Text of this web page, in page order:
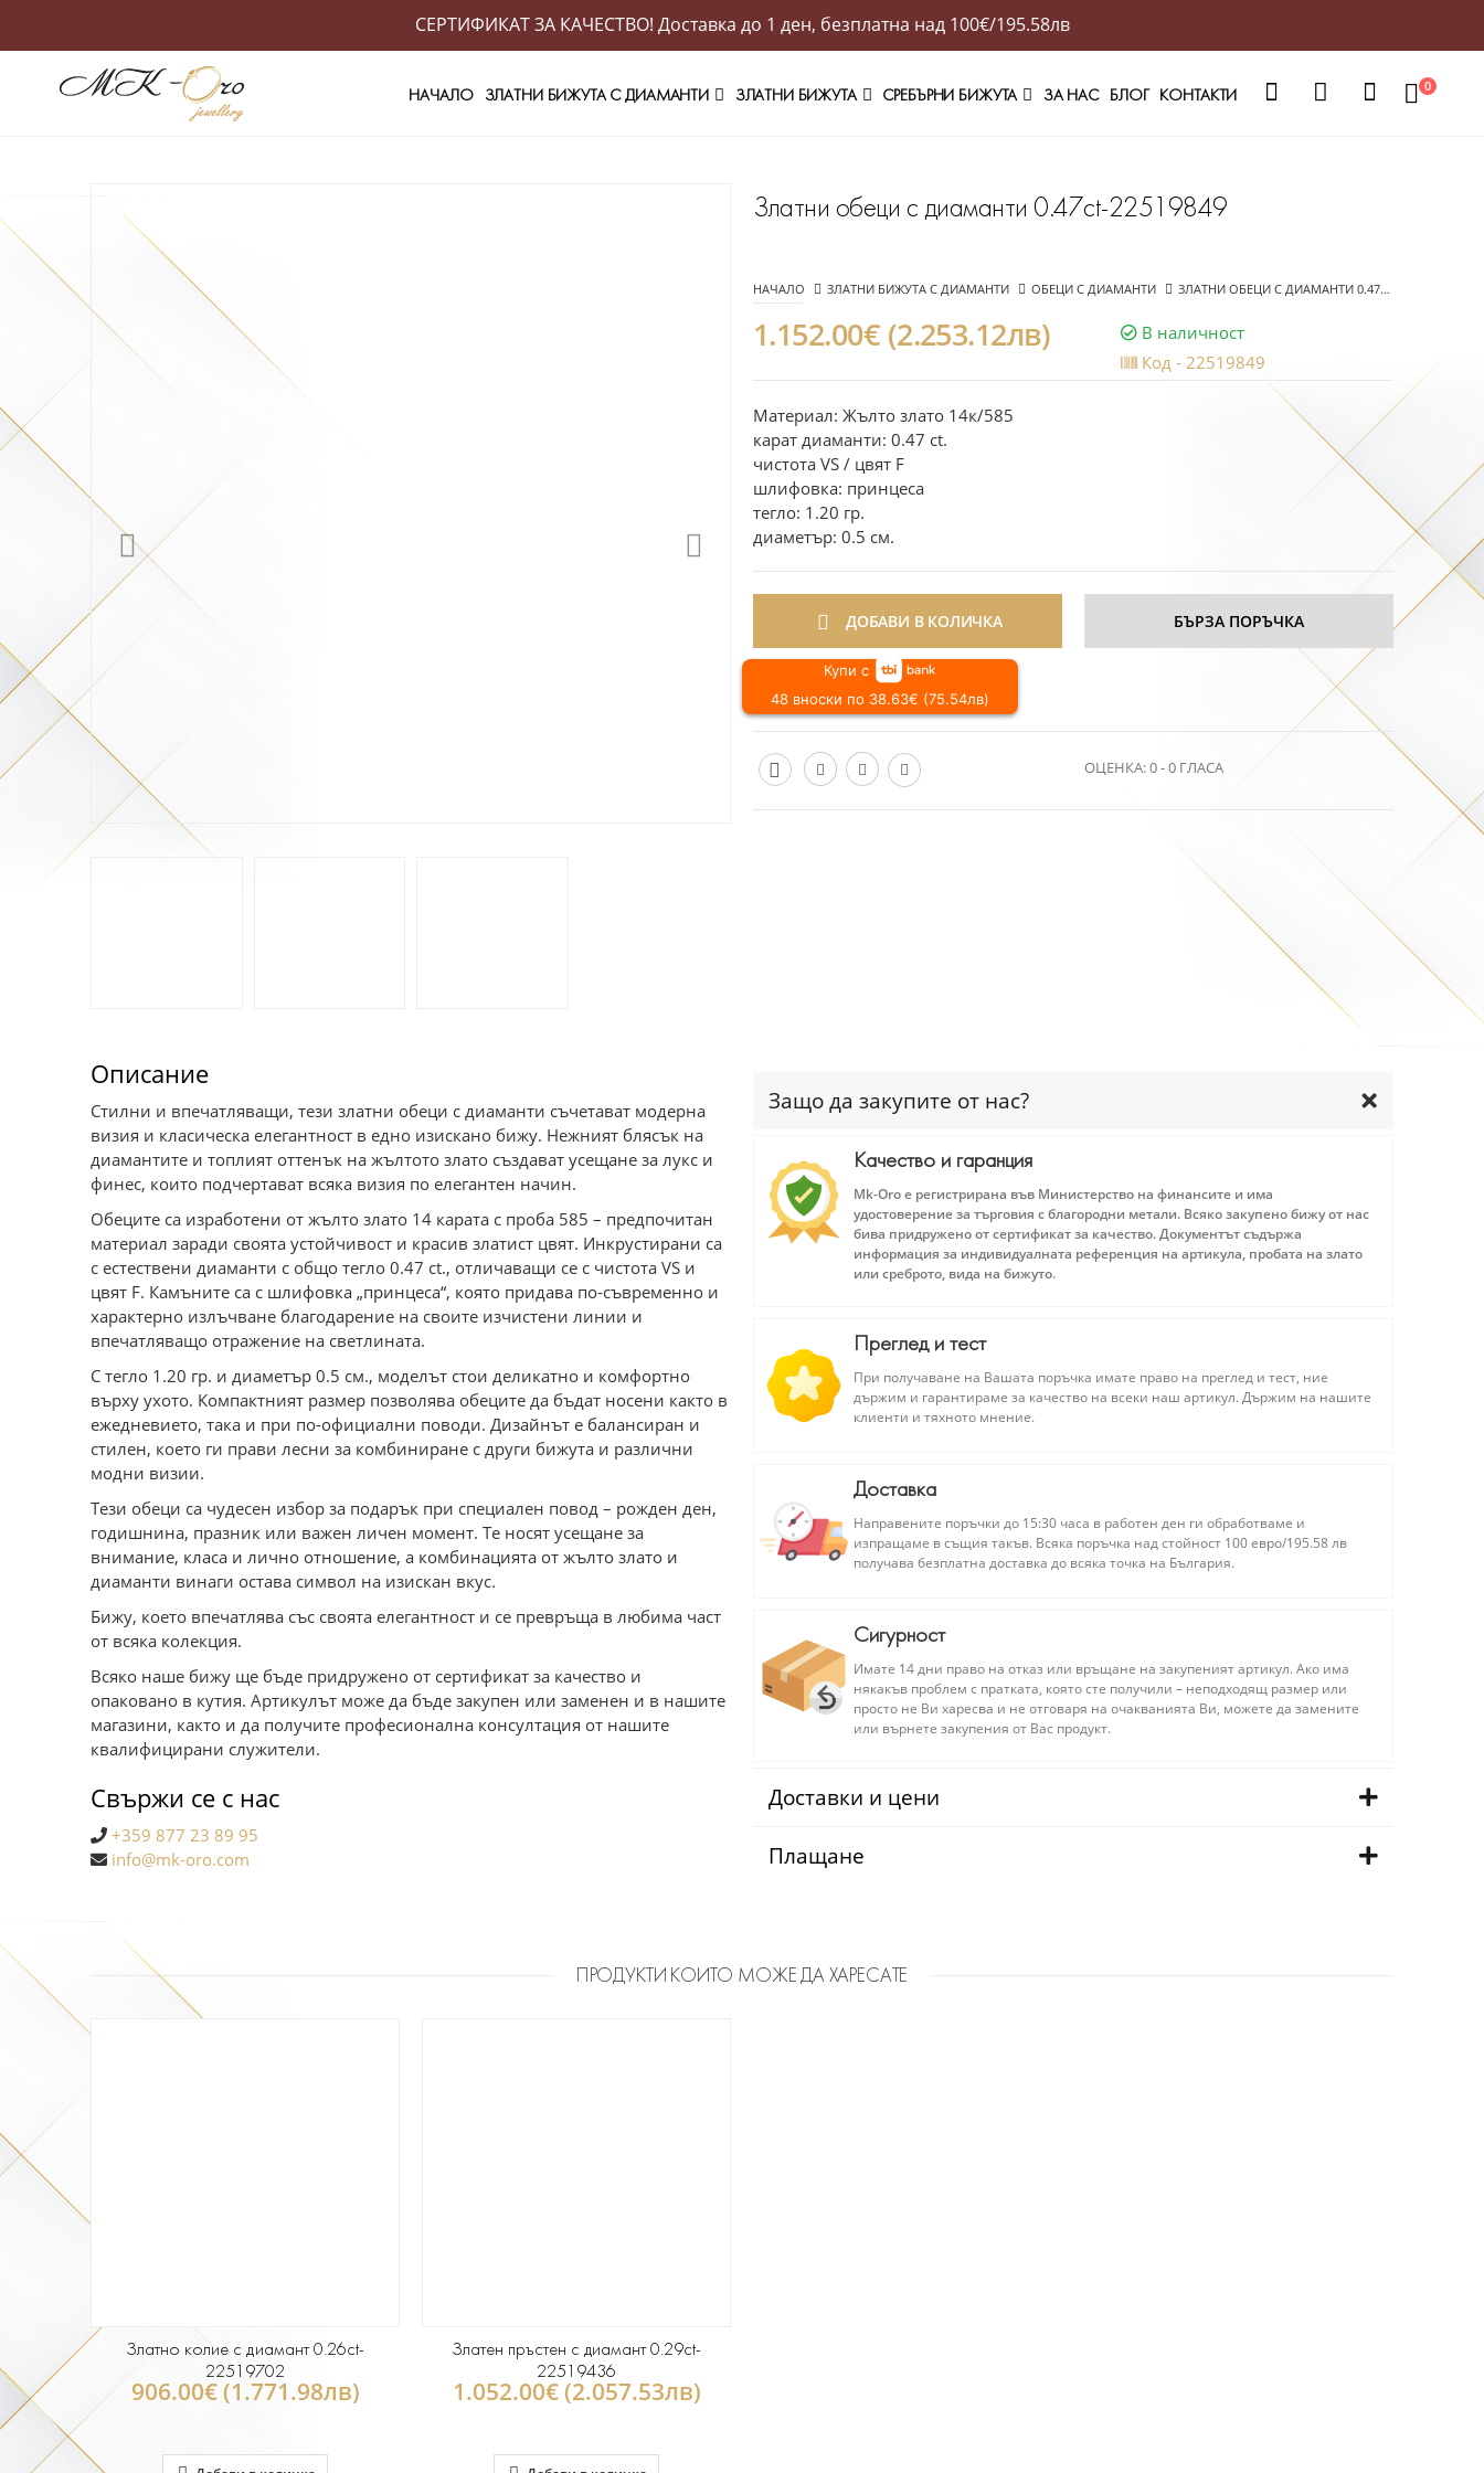
СЕРТИФИКАТ ЗА КАЧЕСТВО! Доставка до 1 ден, безплатна над 100€/195.58лв
НАЧАЛО ЗЛАТНИ БИЖУТА С ДИАМАНТИ ЗЛАТНИ БИЖУТА СРЕБЪРНИ БИЖУТА ЗА НАС БЛОГ КОНТАКТИ 0
Златни обеци с диаманти 0.47ct-22519849
НАЧАЛО ЗЛАТНИ БИЖУТА С ДИАМАНТИ ОБЕЦИ С ДИАМАНТИ ЗЛАТНИ ОБЕЦИ С ДИАМАНТИ 0.47CT-22519849
1.152.00€ (2.253.12лв)
В наличност
Код -22519849
Материал: Жълто злато 14к/585
карат диаманти: 0.47 ct.
чистота VS / цвят F
шлифовка: принцеса
тегло: 1.20 гр.
диаметър: 0.5 см.
ДОБАВИ В КОЛИЧКА БЪРЗА ПОРЪЧКА
Купи с
48 вноски по 38.63€ (75.54лв)
ОЦЕНКА:0-0 ГЛАСА
Описание
Стилни и впечатляващи, тези златни обеци с диаманти съчетават модерна
визия и класическа елегантност в едно изискано бижу. Нежният блясък на
диамантите и топлият оттенък на жълтото злато създават усещане за лукс и
финес, които подчертават всяка визия по елегантен начин.
Обеците са изработени от жълто злато 14 карата с проба 585 – предпочитан
материал заради своята устойчивост и красив златист цвят. Инкрустирани са
с естествени диаманти с общо тегло 0.47 ct., отличаващи се с чистота VS и
цвят F. Камъните са с шлифовка „принцеса“, която придава по-съвременно и
характерно излъчване благодарение на своите изчистени линии и
впечатляващо отражение на светлината.
С тегло 1.20 гр. и диаметър 0.5 см., моделът стои деликатно и комфортно
върху ухото. Компактният размер позволява обеците да бъдат носени както в
ежедневието, така и при по-официални поводи. Дизайнът е балансиран и
стилен, което ги прави лесни за комбиниране с други бижута и различни
модни визии.
Тези обеци са чудесен избор за подарък при специален повод – рожден ден,
годишнина, празник или важен личен момент. Те носят усещане за
внимание, класа и лично отношение, а комбинацията от жълто злато и
диаманти винаги остава символ на изискан вкус.
Бижу, което впечатлява със своята елегантност и се превръща в любима част
от всяка колекция.
Всяко наше бижу ще бъде придружено от сертификат за качество и
опаковано в кутия. Артикулът може да бъде закупен или заменен и в нашите
магазини, както и да получите професионална консултация от нашите
квалифицирани служители.
Свържи се с нас
+359 877 23 89 95
info@mk-oro.com
Защо да закупите от нас?
Качество и гаранция
Mk-Oro е регистрирана във Министерство на финансите и има
удостоверение за търговия с благородни метали. Всяко закупено бижу от нас
бива придружено от сертификат за качество. Документът съдържа
информация за индивидуалната референция на артикула, пробата на злато
или среброто, вида на бижуто.
Преглед и тест
При получаване на Вашата поръчка имате право на преглед и тест, ние
държим и гарантираме за качество на всеки наш артикул. Държим на нашите
клиенти и тяхното мнение.
Доставка
Направените поръчки до 15:30 часа в работен ден ги обработваме и
изпращаме в същия такъв. Всяка поръчка над стойност 100 евро/195.58 лв
получава безплатна доставка до всяка точка на България.
Сигурност
Имате 14 дни право на отказ или връщане на закупеният артикул. Ако има
някакъв проблем с пратката, която сте получили – неподходящ размер или
просто не Ви харесва и не отговаря на очакванията Ви, можете да замените
или върнете закупения от Вас продукт.
Доставки и цени
Плащане
ПРОДУКТИ КОИТО МОЖЕ ДА ХАРЕСАТЕ
Златно колие с диамант 0.26ct-
22519702
906.00€ (1.771.98лв)
Златен пръстен с диамант 0.29ct-
22519436
1.052.00€ (2.057.53лв)